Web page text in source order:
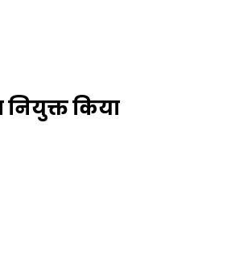
नियुक्त किया